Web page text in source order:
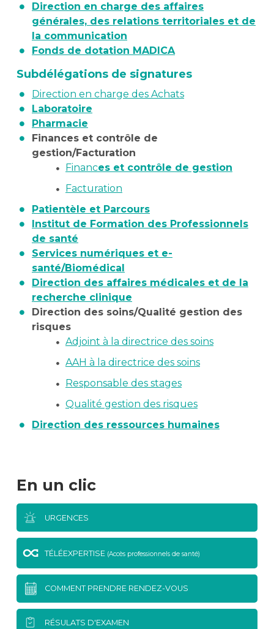
Direction en charge des affaires
générales, des relations territoriales et de
la communication
Fonds de dotation MADICA
Subdélégations de signatures
Direction en charge des Achats
Laboratoire
Pharmacie
Finances et contrôle de
gestion/Facturation
Finances et contrôle de gestion
Facturation
Patientèle et Parcours
Institut de Formation des Professionnels
de santé
Services numériques et e-
santé/Biomédical
Direction des affaires médicales et de la
recherche clinique
Direction des soins/Qualité gestion des
risques
Adjoint à la directrice des soins
AAH à la directrice des soins
Responsable des stages
Qualité gestion des risques
Direction des ressources humaines
En un clic
URGENCES
TÉLÉEXPERTISE (Accès professionnels de santé)
COMMENT PRENDRE RENDEZ-VOUS
RÉSULATS D'EXAMEN